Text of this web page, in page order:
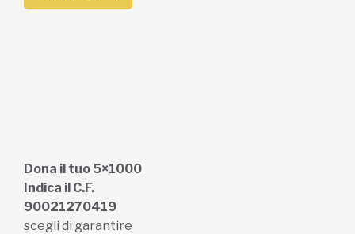
Dona il tuo 5×1000
Indica il C.F.
90021270419
scegli di garantire